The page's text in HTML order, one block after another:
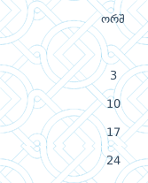
ორშ
3
10
17
24